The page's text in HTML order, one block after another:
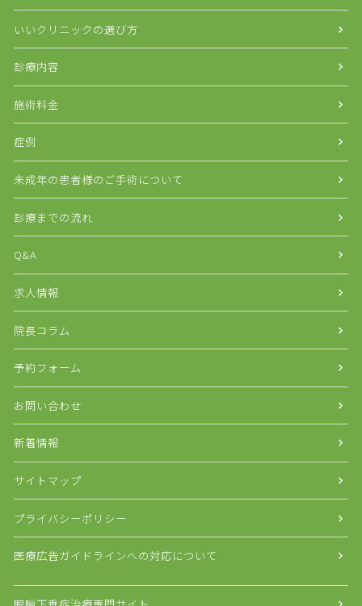
いいクリニックの選び方
診療内容
施術料金
症例
未成年の患者様のご手術について
診療までの流れ
Q&A
求人情報
院長コラム
予約フォーム
お問い合わせ
新着情報
サイトマップ
プライバシーポリシー
医療広告ガイドラインへの対応について